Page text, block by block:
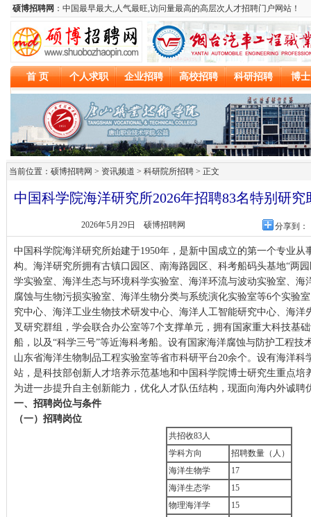
当前位置：硕博招聘网 > 资讯频道 > 科研院所招聘 > 正文
中国科学院海洋研究所2026年招聘83名特别研
2026年5月29日 硕博招聘网 分享到：
中国科学院海洋研究所始建于1950年，是新中国成立的第一个专业从
构。海洋研究所拥有古镇口园区、南海路园区、科考船码头基地“两
学实验室、海洋生态与环境科学实验室、海洋环流与波动实验室、海
腐蚀与生物污损实验室、海洋生物分类与系统演化实验室等6个实验
究中心、海洋工业生物技术研发中心、海洋人工智能研究中心、海洋
叉研究群组，学会联合办公室等7个支撑单元，拥有国家重大科技基
船，以及“科学三号”等近海科考船。设有国家海洋腐蚀与防护工程技
山东省海洋生物制品工程实验室等省市科研平台20余个。设有海洋科
站，是科技部创新人才培养示范基地和中国科学院博士研究生重点培
为进一步提升自主创新能力，优化人才队伍结构，现面向海内外诚聘
一、招聘岗位与条件
（一）招聘岗位
共招收83人
学科方向
招聘数量（人）
海洋生物学
17
海洋生态学
15
物理海洋学
15